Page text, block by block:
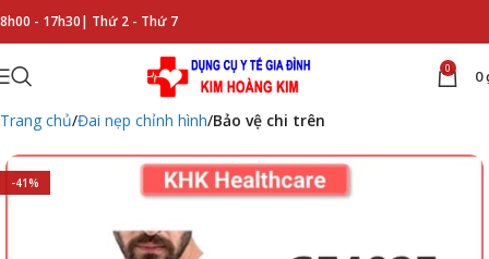
8h00 - 17h30| Thứ 2 - Thứ 7
0 0
Trang chủ Đai nẹp chỉnh hình Bảo vệ chi trên
-41%